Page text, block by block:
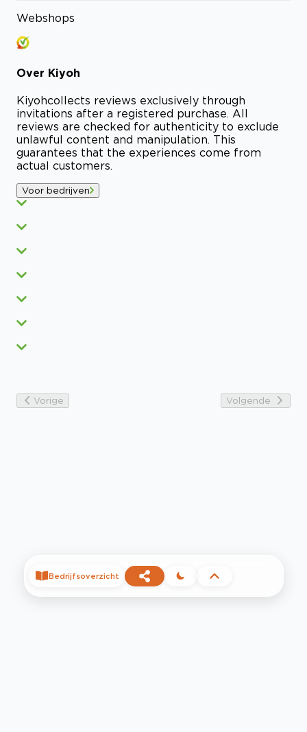
Webshops
Over Kiyoh
Kiyohcollects reviews exclusively through
invitations after a registered purchase. All
reviews are checked for authenticity to exclude
unlawful content and manipulation. This
guarantees that the experiences come from
actual customers.
Voor bedrijven
Vorige Volgende
Bedrijfsoverzicht